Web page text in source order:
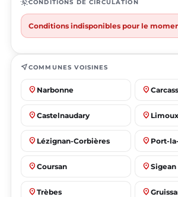
routineCONDITIONS DE CIRCULATION
Conditions indisponibles pour le
near_meCOMMUNES VOISINES
place Narbonne place
place Castelnaudary place Limoux
place Lézignan-Corbières place Port-
place Coursan place Sigean
place Trèbes place